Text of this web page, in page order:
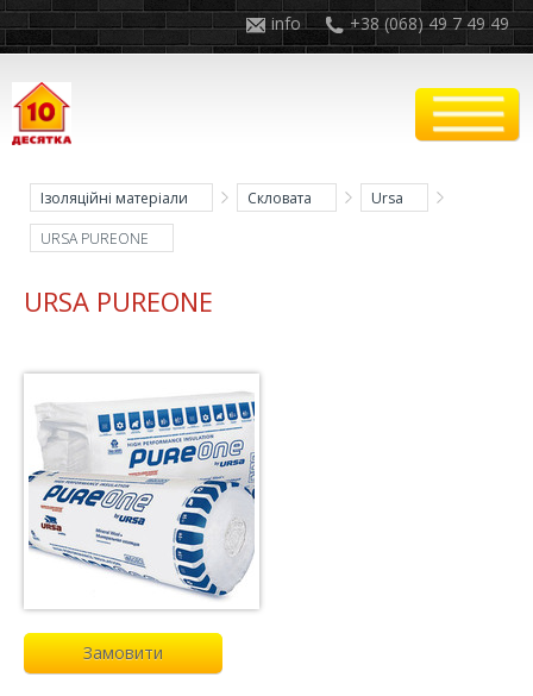
+38 (068) 49 7 49 49
info
Ізоляційні матеріали Скловата
Ursa
URSA PUREONE
URSA PUREONE
Замовити